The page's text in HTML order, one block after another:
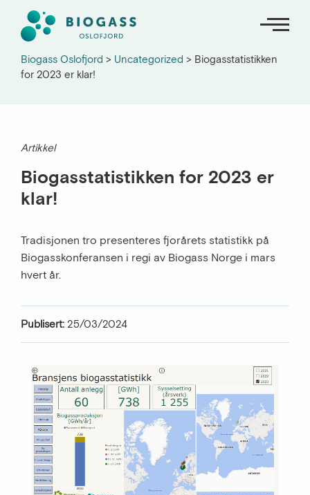
Nyheter
Kunnskapsbank
English
Biogass Oslofjord > Uncategorized > Biogasstatistikken
for 2023 er klar!
Artikkel
Biogasstatistikken for 2023 er
klar!
Tradisjonen tro presenteres fjorårets statistikk på
Biogasskonferansen i regi av Biogass Norge i mars
hvert år.
Publisert: 25/03/2024